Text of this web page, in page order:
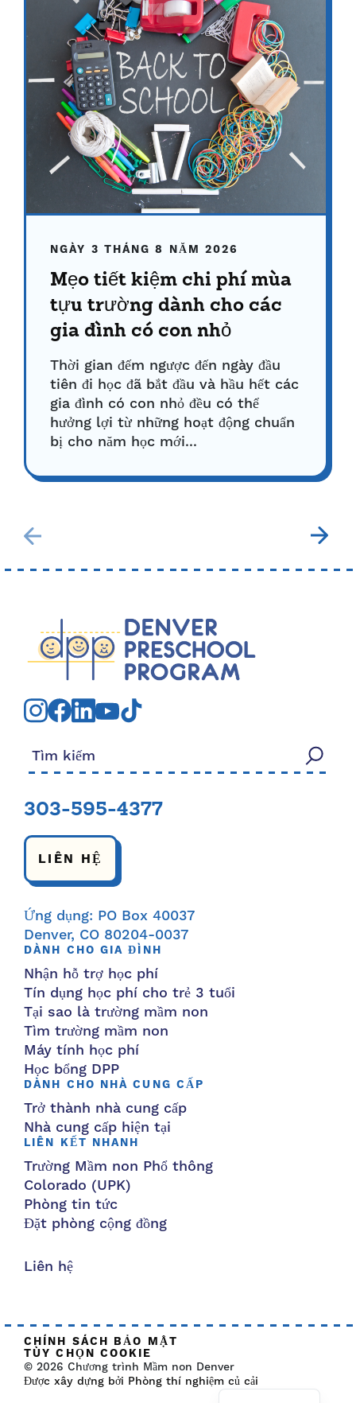
NGÀY 3 THÁNG 8 NĂM 2026
Mẹo tiết kiệm chi phí mùa
tựu trường dành cho các
gia đình có con nhỏ
Thời gian đếm ngược đến ngày đầu
tiên đi học đã bắt đầu và hầu hết các
gia đình có con nhỏ đều có thể
hưởng lợi từ những hoạt động chuẩn
bị cho năm học mới...
Tìm kiếm:
303-595-4377
LIÊN HỆ
Ứng dụng: PO Box 40037
Denver, CO 80204-0037
DÀNH CHO GIA ĐÌNH
Nhận hỗ trợ học phí
Tín dụng học phí cho trẻ 3 tuổi
Tại sao là trường mầm non
Tìm trường mầm non
Máy tính học phí
Học bổng DPP
DÀNH CHO NHÀ CUNG CẤP
Trở thành nhà cung cấp
Nhà cung cấp hiện tại
LIÊN KẾT NHANH
Trường Mầm non Phổ thông
Colorado (UPK)
Phòng tin tức
Đặt phòng cộng đồng
Liên hệ
CHÍNH SÁCH BẢO MẬT
TÙY CHỌN COOKIE
© 2026 Chương trình Mầm non Denver
Được xây dựng bởi Phòng thí nghiệm củ cải